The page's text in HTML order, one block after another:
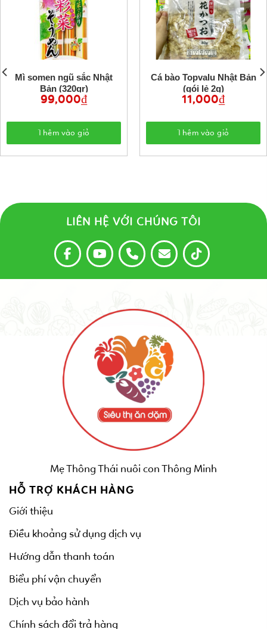
Mì somen ngũ sắc Nhật
Bản (320gr)
99,000₫
Thêm vào giỏ
Cá bào Topvalu Nhật Bản
(gói lẻ 2g)
11,000₫
Thêm vào giỏ
LIÊN HỆ VỚI CHÚNG TÔI
Mẹ Thông Thái nuôi con Thông Minh
HỖ TRỢ KHÁCH HÀNG
Giới thiệu
Điều khoảng sử dụng dịch vụ
Hướng dẫn thanh toán
Biểu phí vận chuyển
Dịch vụ bảo hành
Chính sách đổi trả hàng